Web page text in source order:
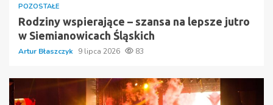
POZOSTAŁE
Rodziny wspierające – szansa na lepsze jutro
w Siemianowicach Śląskich
Artur Błaszczyk 9 lipca 2026 83